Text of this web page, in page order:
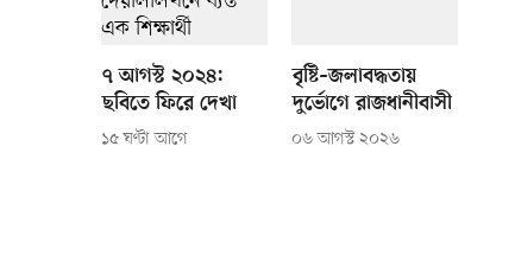
৭ আগস্ট ২০২৪:
ছবিতে ফিরে দেখা
১৫ ঘণ্টা আগে
বৃষ্টি–জলাবদ্ধতায়
দুর্ভোগে রাজধানীবাসী
০৬ আগস্ট ২০২৬